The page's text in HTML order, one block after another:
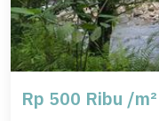
Rp 500 Ribu /m²